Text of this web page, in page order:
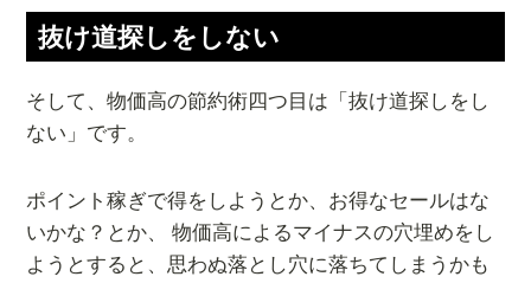
抜け道探しをしない
そして、物価高の節約術四つ目は「抜け道探しをし
ない」です。
ポイント稼ぎで得をしようとか、お得なセールはな
いかな？とか、 物価高によるマイナスの穴埋めをし
ようとすると、思わぬ落とし穴に落ちてしまうかも